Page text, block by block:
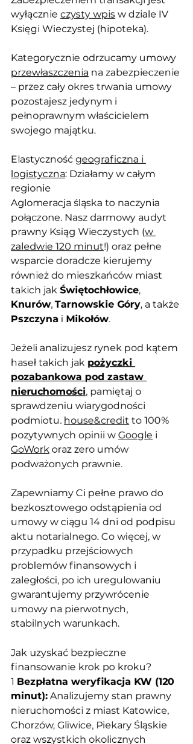
wyłącznie czysty wpis w dziale IV
Księgi Wieczystej (hipoteka).
Kategorycznie odrzucamy umowy
przewłaszczenia na zabezpieczenie
– przez cały okres trwania umowy
pozostajesz jedynym i
pełnoprawnym właścicielem
swojego majątku.
Elastyczność geograficzna i
logistyczna: Działamy w całym
regionie
Aglomeracja śląska to naczynia
połączone. Nasz darmowy audyt
prawny Ksiąg Wieczystych (w
zaledwie 120 minut!) oraz pełne
wsparcie doradcze kierujemy
również do mieszkańców miast
takich jak Świętochłowice,
Knurów, Tarnowskie Góry, a także
Pszczyna i Mikołów.
Jeżeli analizujesz rynek pod kątem
haseł takich jak pożyczki
pozabankowa pod zastaw
nieruchomości, pamiętaj o
sprawdzeniu wiarygodności
podmiotu. house&credit to 100%
pozytywnych opinii w Google i
GoWork oraz zero umów
podważonych prawnie.
Zapewniamy Ci pełne prawo do
bezkosztowego odstąpienia od
umowy w ciągu 14 dni od podpisu
aktu notarialnego. Co więcej, w
przypadku przejściowych
problemów finansowych i
zaległości, po ich uregulowaniu
gwarantujemy przywrócenie
umowy na pierwotnych,
stabilnych warunkach.
Jak uzyskać bezpieczne
finansowanie krok po kroku?
1 Bezpłatna weryfikacja KW (120
minut): Analizujemy stan prawny
nieruchomości z miast Katowice,
Chorzów, Gliwice, Piekary Śląskie
oraz wszystkich okolicznych